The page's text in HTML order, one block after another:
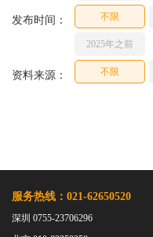
发布时间： 不限
2025年之前
资料来源： 不限
服务热线：021-62650520
深圳 0755-23706296